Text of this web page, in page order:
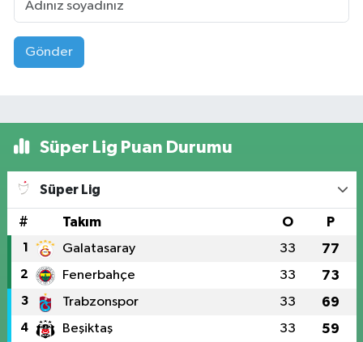
Gönder
Süper Lig Puan Durumu
Süper Lig
# Takım O P
1 Galatasaray 33 77
2 Fenerbahçe 33 73
3 Trabzonspor 33 69
4 Beşiktaş 33 59